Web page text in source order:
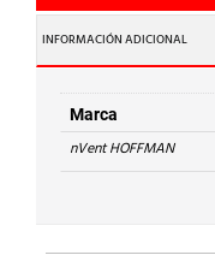
ARMARIO
MURAL
IP66
400x300x150
ACERO
INOXIDABLE
304
INFORMACIÓN ADICIONAL
Marca
nVent HOFFMAN